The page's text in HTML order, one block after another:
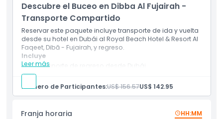
Complemento Extra
Horario de Apertura
Cosas a Saber
Ubicación
Excelente sistema de sonido
Descubre el Buceo en Dibba Al Fujairah -
Transporte Compartido
Reservar este paquete incluye transporte de ida y vuelta
desde su hotel en Dubái al Royal Beach Hotel & Resort Al
Faqeet, Dibā - Fujairah, y regreso.
Leer más
Incluye
Transporte de regreso desde Dubái
Bebidas suaves y agua ilimitadas
Equipo de buceo y esnórquel
Instructor profesional certificado
Número de Participantes:US$ 156.57US$ 142.95
Franja horaria HH:MM